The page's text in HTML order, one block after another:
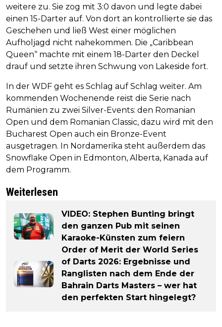
weitere zu. Sie zog mit 3:0 davon und legte dabei
einen 15-Darter auf. Von dort an kontrollierte sie das
Geschehen und ließ West einer möglichen
Aufholjagd nicht nahekommen. Die „Caribbean
Queen“ machte mit einem 18-Darter den Deckel
drauf und setzte ihren Schwung von Lakeside fort.
In der WDF geht es Schlag auf Schlag weiter. Am
kommenden Wochenende reist die Serie nach
Rumänien zu zwei Silver-Events: den Romanian
Open und dem Romanian Classic, dazu wird mit den
Bucharest Open auch ein Bronze-Event
ausgetragen. In Nordamerika steht außerdem das
Snowflake Open in Edmonton, Alberta, Kanada auf
dem Programm.
Weiterlesen
VIDEO: Stephen Bunting bringt
den ganzen Pub mit seinen
Karaoke-Künsten zum feiern
Order of Merit der World Series
of Darts 2026: Ergebnisse und
Ranglisten nach dem Ende der
Bahrain Darts Masters – wer hat
den perfekten Start hingelegt?